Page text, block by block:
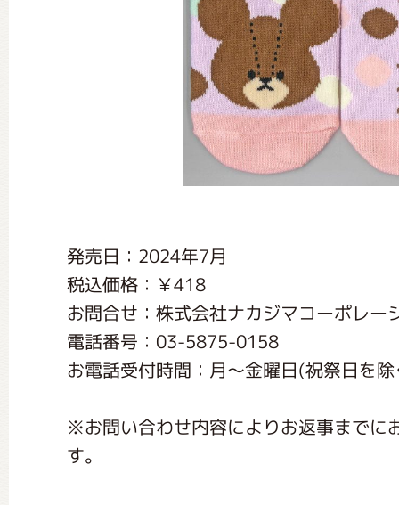
発売日：2024年7月
税込価格：￥418
お問合せ：株式会社ナカジマコーポレー
電話番号：03-5875-0158
お電話受付時間：月〜金曜日(祝祭日を
※お問い合わせ内容によりお返事までに
す。
おたのしみコンテンツ(クイズ・
チア ジャッキーズ！
くまのがっこう 家庭科部